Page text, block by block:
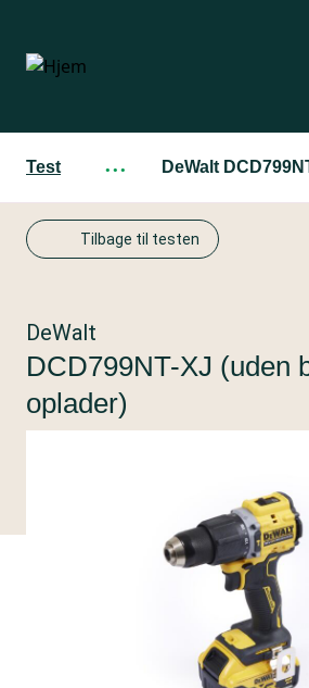
hovedindhold
Test ··· DeWalt
Tilbage til testen
DeWalt
DCD799NT-XJ (uden
oplader)